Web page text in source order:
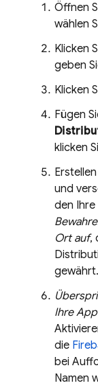
Öffnen
wählen
Klicken
geben
Klicken
Fügen
klicken
und
den
Ort auf,
gewährt.
Ihre
die
bei
Namen